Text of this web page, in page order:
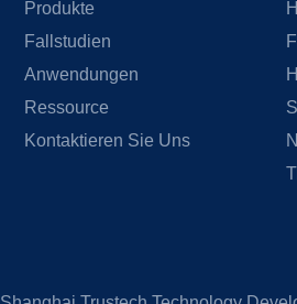
Produkte
Fallstudien
Anwendungen
Ressource
Kontaktieren Sie Uns